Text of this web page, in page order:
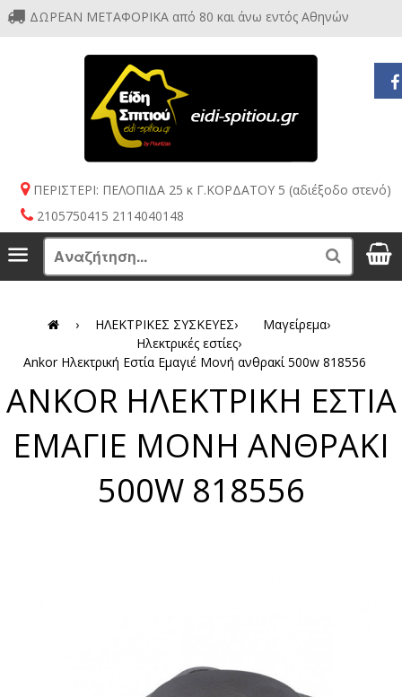
ΔΩΡΕΑΝ ΜΕΤΑΦΟΡΙΚΑ από 80 και άνω εντός Αθηνών
ΠΕΡΙΣΤΕΡΙ: ΠΕΛΟΠΙΔΑ 25 κ Γ.ΚΟΡΔΑΤΟΥ 5 (αδιέξοδο στενό)
2105750415 2114040148
Menu Search
› ΗΛΕΚΤΡΙΚΕΣ ΣΥΣΚΕΥΕΣ› Μαγείρεμα›
Ηλεκτρικές εστίες›
Ankor Ηλεκτρική Εστία Εμαγιέ Μονή ανθρακί 500w 818556
ANKOR ΗΛΕΚΤΡΙΚΗ ΕΣΤΙΑ
ΕΜΑΓΙΕ ΜΟΝΗ ΑΝΘΡΑΚΙ
500W 818556